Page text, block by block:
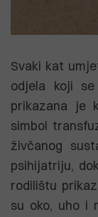
Svaki kat
odjela koji
prikazana je
simbol
živčanog
psihijatriju,
rodilištu
su oko, uho i